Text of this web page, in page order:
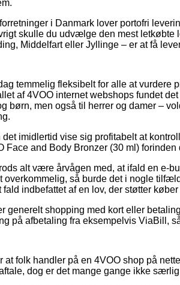
i Danmark lover portofri
skulle du udvælge den mest
Middelfart eller Jyllinge – er at få
temmelig fleksibelt for alle at vurdere
af 4VOO internet webshops fundet
børn, men også til herrer og damer –
det imidlertid vise sig profitabelt at
Face and Body Bronzer (30 ml)
alt være årvågen med, at ifald en e-
overkommelig, så burde det i nogle
fald indbefattet af en lov, der støtter
generelt shopping med kort eller
på afbetaling fra eksempelvis ViaBill,
at folk handler på en 4VOO shop på
dog er det mange gange ikke